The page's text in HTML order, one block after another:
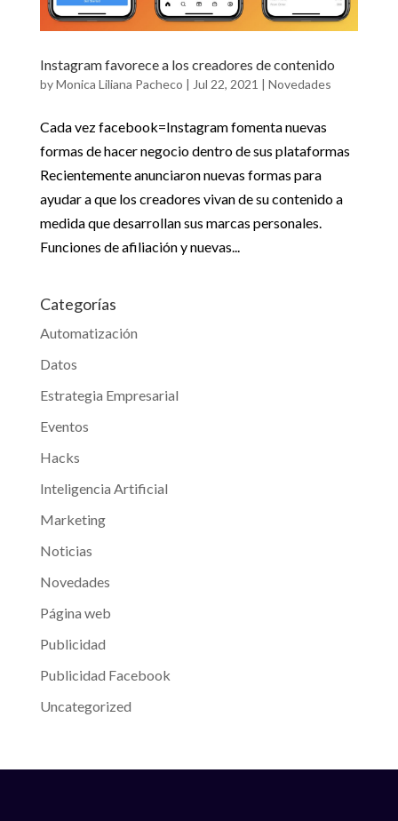
Instagram favorece a los creadores de contenido
byMonica Liliana Pacheco | Jul 22, 2021 | Novedades
Cada vez facebook=Instagram fomenta nuevas
formas de hacer negocio dentro de sus plataformas
Recientemente anunciaron nuevas formas para
ayudar a que los creadores vivan de su contenido a
medida que desarrollan sus marcas personales.
Funciones de afiliación y nuevas...
Categorías
Automatización
Datos
Estrategia Empresarial
Eventos
Hacks
Inteligencia Artificial
Marketing
Noticias
Novedades
Página web
Publicidad
Publicidad Facebook
Uncategorized